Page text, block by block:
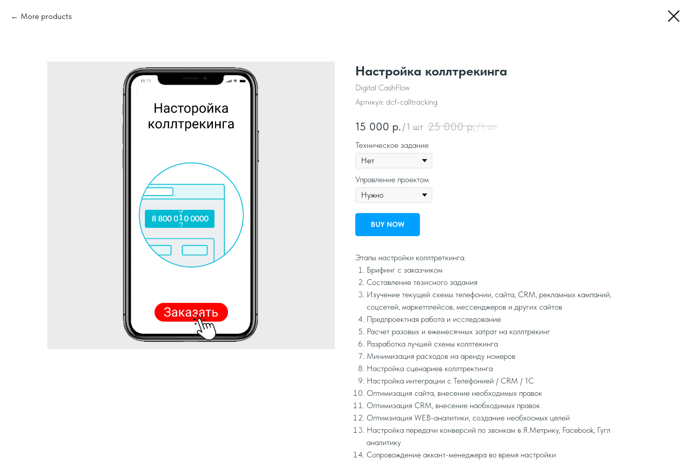
More products
Настройка коллтрекинга
Digital CashFlow
Артикул: dcf-calltracking
15 000 р. /1 шт 25 000 р./1 шт
Техническое задание
Управление проектом
BUY NOW
Этапы настройки коллтреткинга:
Брифинг с заказчиком
Составление тезисного задания
Изучение текущей схемы телефонии, сайта, CRM, рекламных кампаний,
соцсетей, маркетплейсов, мессенджеров и других сайтов
Предпроектная работа и исследование
Расчет разовых и ежемесячных затрат на коллтрекинг
Разработка лучшей схемы коллтекинга
Минимизация расходов на аренду номеров
Настройка сценариев коллтректинга
Настройка интеграции с Телефонией / CRM / 1C
Оптимизация сайта, внесение необходимых правок
Оптимизация CRM, внесение наобходимых правок
Оптимзиация WEB-аналитики, создание необхоомых целей
Настройка передачи конверсий по звонкам в Я.Метрику, Facebook, Гугл
аналитику
Сопровождение аккант-менеджера во время настройки